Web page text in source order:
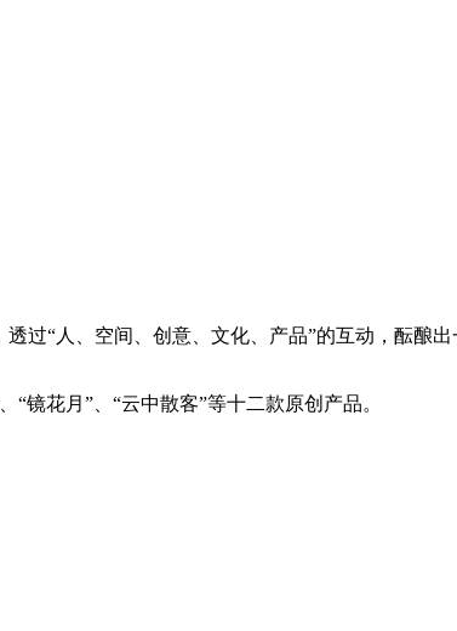
过“人、空间、创意、文化、产品”的互动，酝酿
镜花月”、“云中散客”等十二款原创产品。